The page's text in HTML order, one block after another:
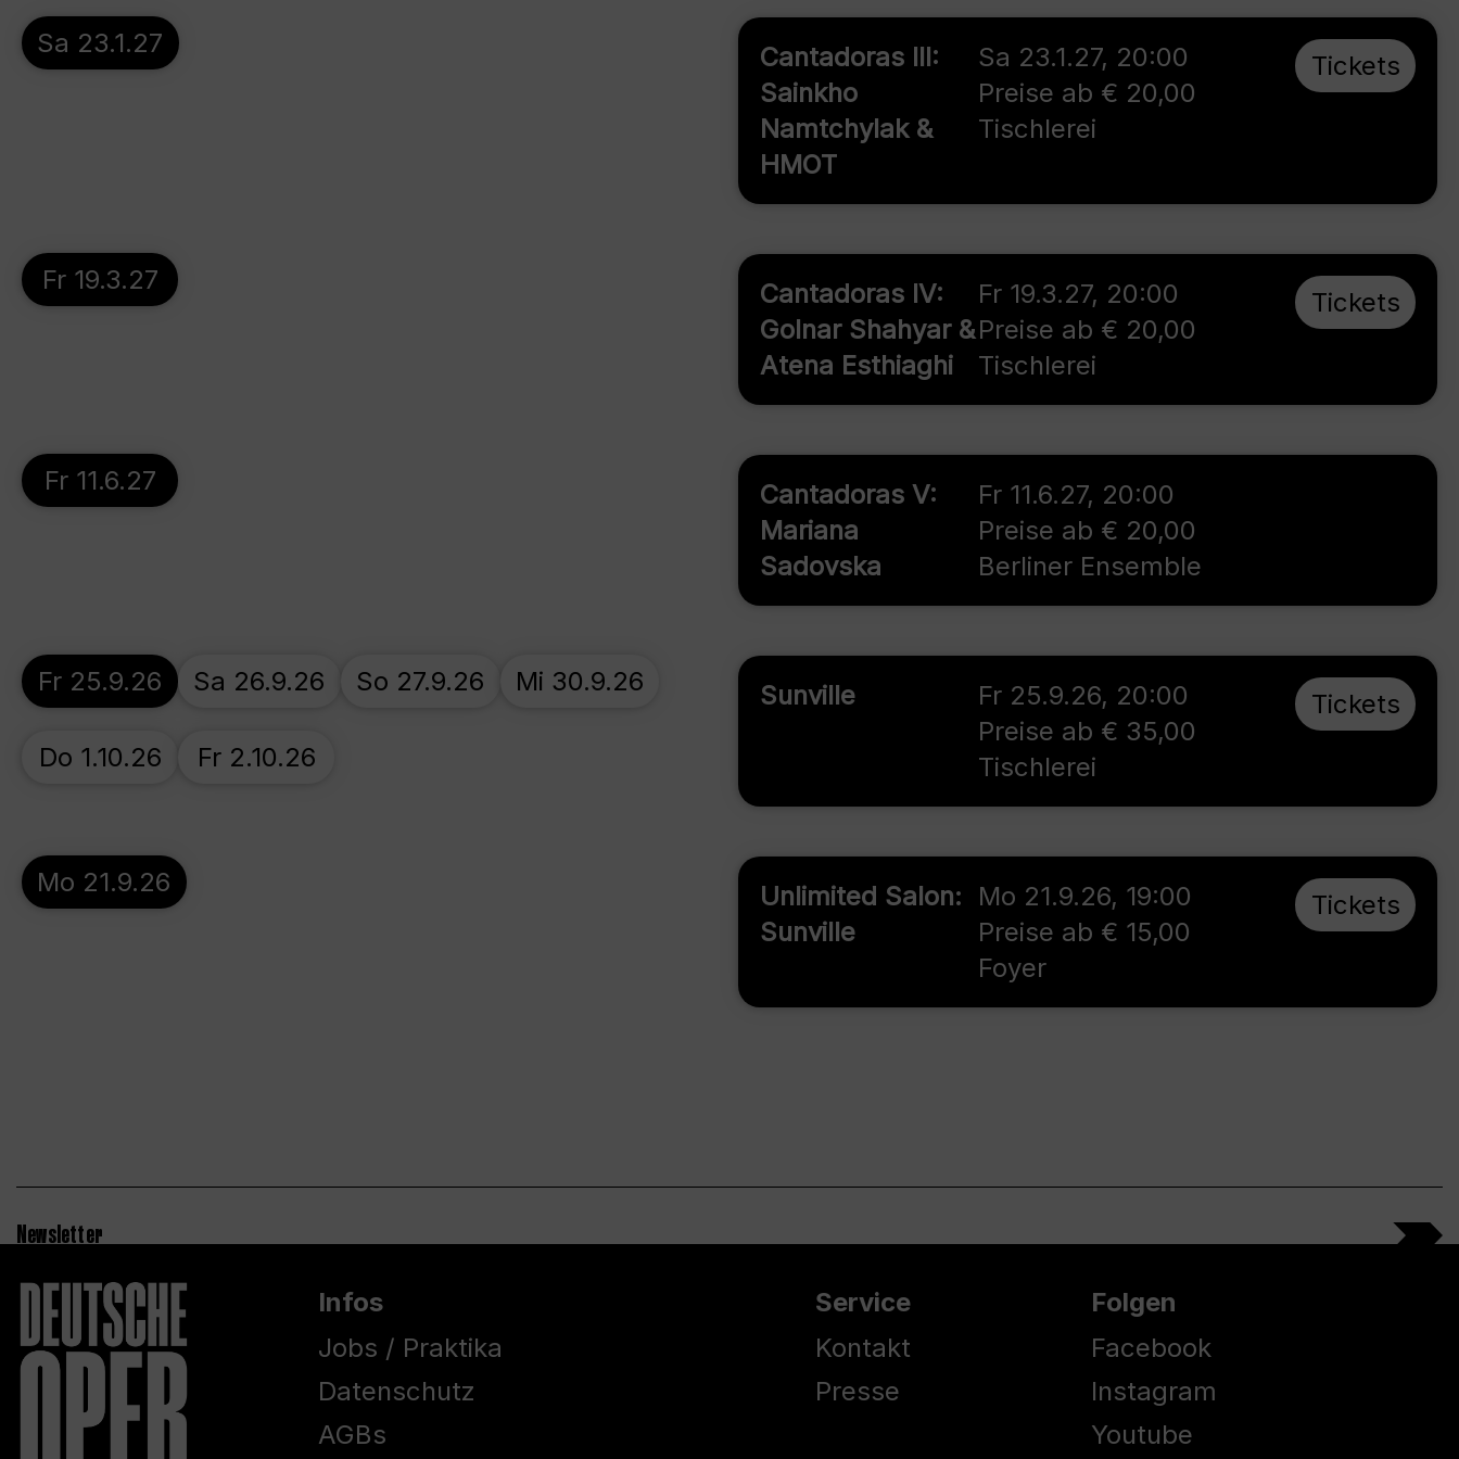
Cantadoras III:
Sainkho
Namtchylak &
HMOT
Sa 23.1.27, 20:00
Preise ab € 20,00
Tischlerei
Tickets
Sa 23.1.27
Cantadoras IV:
Golnar Shahyar &
Atena Esthiaghi
Fr 19.3.27, 20:00
Preise ab € 20,00
Tischlerei
Tickets
Fr 19.3.27
Cantadoras V:
Mariana
Sadovska
Fr 11.6.27, 20:00
Preise ab € 20,00
Berliner Ensemble
Fr 11.6.27
Sunville Fr 25.9.26, 20:00
Preise ab € 35,00
Tischlerei
Tickets
Fr 25.9.26 Sa 26.9.26 So 27.9.26 Mi 30.9.26
Do 1.10.26 Fr 2.10.26
Unlimited Salon:
Sunville
Mo 21.9.26, 19:00
Preise ab € 15,00
Foyer
Tickets
Mo 21.9.26
Newsletter
Infos
Jobs / Praktika
Datenschutz
AGBs
Service
Kontakt
Presse
Folgen
Facebook
Instagram
Youtube